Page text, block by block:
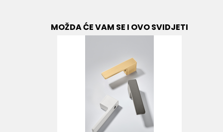
MOŽDA ĆE VAM SE I OVO SVIDJETI